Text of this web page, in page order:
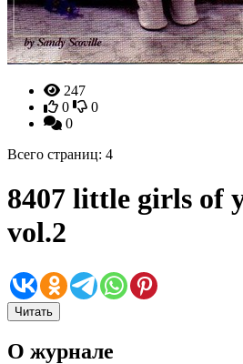
247
0
0
0
Всего страниц: 4
8407 little girls of
vol.2
Читать
О журнале